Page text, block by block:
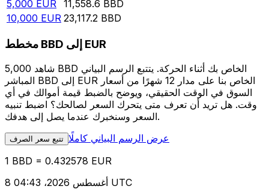
5,000 EUR 11,558.6 BBD
10,000 EUR 23,117.2 BBD
مخطط BBD إلى EUR
شاهد 5,000 BBD الخاص بك أثناء الحركة. يتتبع الرسم البياني
المباشر BBD إلى EUR الخاص بنا على مدار 12 شهرًا من أسعار
السوق في الوقت الحقيقي، ويوضح بالضبط قيمة أموالك في أي
وقت. هل تريد أن تعرف متى يتحرك السعر لصالحك؟ اضبط تنبيه
السعر وسنخبرك عندما يصل إلى هدفك.
تتبع سعر الصرف عرض الرسم البياني كاملًا
1 BBD = 0.432578 EUR
8 أغسطس 2026، 04:43 UTC